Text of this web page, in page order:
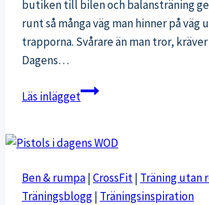
butiken till bilen och balansträning
runt så många väg man hinner på väg
trapporna. Svårare än man tror,
Dagens…
Läs inläggetMin
och
Ben & rumpa|CrossFit| Träning utan
Träningsblogg| Träningsinspiration